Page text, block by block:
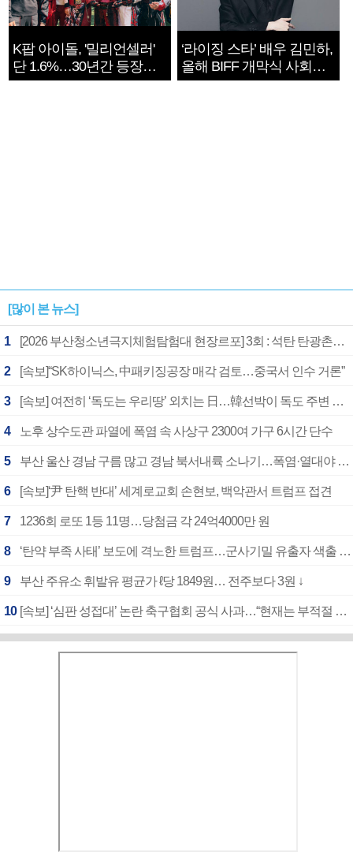
K팝 아이돌, '밀리언셀러'
단 1.6%…30년간 등장
1182개팀 전수조사
‘라이징 스타’ 배우 김민하,
올해 BIFF 개막식 사회자
확정
[많이 본 뉴스]
1 [2026 부산청소년극지체험탐험대 현장르포] 3회 : 석탄 탄광촌에서 북극 연구의 중심지로
2 [속보]“SK하이닉스, 中패키징공장 매각 검토…중국서 인수 거론”
3 [속보] 여전히 ‘독도는 우리땅’ 외치는 日…韓선박이 독도 주변 해양조사 활동하자 반발
4 노후 상수도관 파열에 폭염 속 사상구 2300여 가구 6시간 단수
5 부산 울산 경남 구름 많고 경남 북서내륙 소나기…폭염·열대야 계속
6 [속보]‘尹 탄핵 반대’ 세계로교회 손현보, 백악관서 트럼프 접견
7 1236회 로또 1등 11명…당첨금 각 24억4000만 원
8 ‘탄약 부족 사태’ 보도에 격노한 트럼프…군사기밀 유출자 색출 지시
9 부산 주유소 휘발유 평균가 ℓ당 1849원… 전주보다 3원 ↓
10 [속보] ‘심판 성접대’ 논란 축구협회 공식 사과…“현재는 부적절 행위 없어”